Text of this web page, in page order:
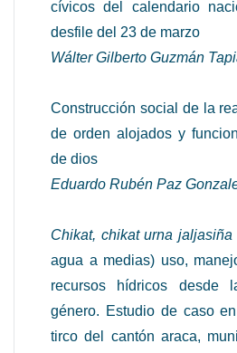
cívicos del calendario
desfile del 23 de marzo
Wálter Gilberto Guzmán
Construcción social de la
de orden alojados y
de dios
Eduardo Rubén Paz
Chikat, chikat urna jaljasiña
agua a medias) uso,
recursos hídricos desde
género. Estudio de caso
tirco del cantón araca,